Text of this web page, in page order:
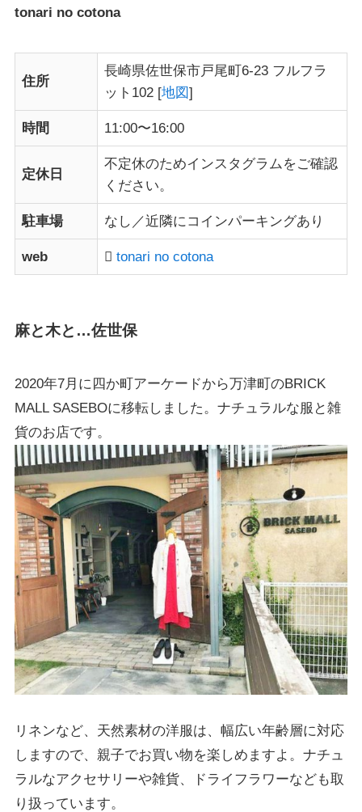
tonari no cotona
住所
長崎県佐世保市戸尾町6-23 フルフラ
ット102 [地図]
時間 11:00〜16:00
定休日
不定休のためインスタグラムをご確認
ください。
駐車場 なし／近隣にコインパーキングあり
web tonari no cotona
麻と木と…佐世保
2020年7月に四か町アーケードから万津町のBRICK
MALL SASEBOに移転しました。ナチュラルな服と雑
貨のお店です。
リネンなど、 天然素材の洋服は、幅広い年齢層に対応
しますので、親子でお買い物を楽しめますよ。ナチュ
ラルなアクセサリーや雑貨、ドライフラワーなども取
り扱っています。